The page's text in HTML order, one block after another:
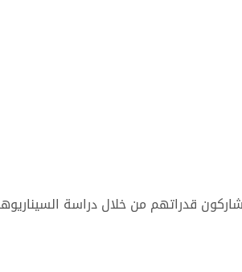
قدراتهم من خلال دراسة